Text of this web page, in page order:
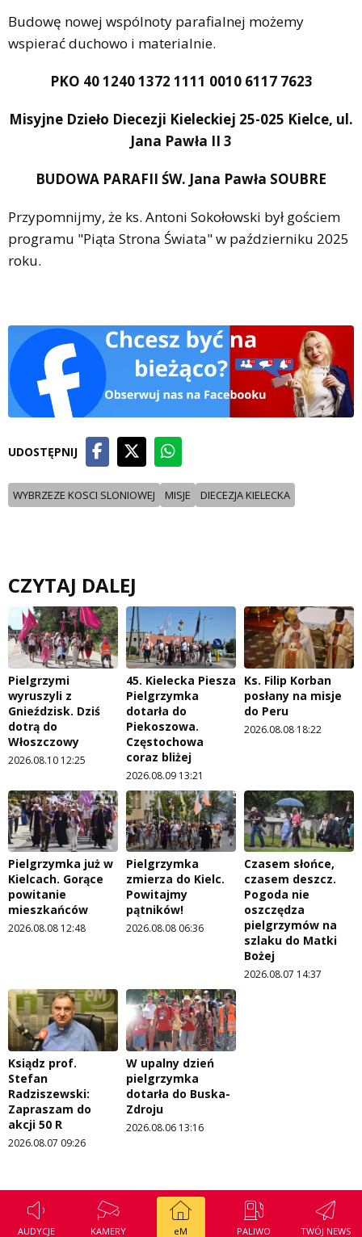
AUDYCJE KAMERY eM PALIWO TWÓJ NEWS
Budowę nowej wspólnoty parafialnej możemy
wspierać duchowo i materialnie.
PKO 40 1240 1372 1111 0010 6117 7623
Misyjne Dzieło Diecezji Kieleckiej 25-025 Kielce, ul.
Jana Pawła II 3
BUDOWA PARAFII ŚW. Jana Pawła SOUBRE
Przypomnijmy, że ks. Antoni Sokołowski był gościem
programu "Piąta Strona Świata" w październiku 2025
roku.
UDOSTĘPNIJ
WYBRZEZE KOSCI SLONIOWEJ MISJE DIECEZJA KIELECKA
CZYTAJ DALEJ
Pielgrzymi
wyruszyli z
Gnieździsk. Dziś
dotrą do
Włoszczowy
2026.08.10 12:25
45. Kielecka Piesza
Pielgrzymka
dotarła do
Piekoszowa.
Częstochowa
coraz bliżej
2026.08.09 13:21
Ks. Filip Korban
posłany na misje
do Peru
2026.08.08 18:22
Pielgrzymka już w
Kielcach. Gorące
powitanie
mieszkańców
2026.08.08 12:48
Pielgrzymka
zmierza do Kielc.
Powitajmy
pątników!
2026.08.08 06:36
Czasem słońce,
czasem deszcz.
Pogoda nie
oszczędza
pielgrzymów na
szlaku do Matki
Bożej
2026.08.07 14:37
Ksiądz prof.
Stefan
Radziszewski:
Zapraszam do
akcji 50 R
2026.08.07 09:26
W upalny dzień
pielgrzymka
dotarła do Buska-
Zdroju
2026.08.06 13:16